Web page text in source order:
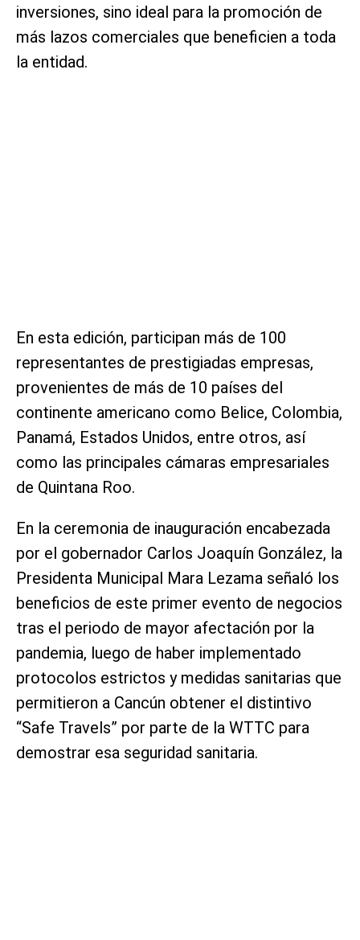
inversiones, sino ideal para la promoción de
más lazos comerciales que beneficien a toda
la entidad.
En esta edición, participan más de 100
representantes de prestigiadas empresas,
provenientes de más de 10 países del
continente americano como Belice, Colombia,
Panamá, Estados Unidos, entre otros, así
como las principales cámaras empresariales
de Quintana Roo.
En la ceremonia de inauguración encabezada
por el gobernador Carlos Joaquín González, la
Presidenta Municipal Mara Lezama señaló los
beneficios de este primer evento de negocios
tras el periodo de mayor afectación por la
pandemia, luego de haber implementado
protocolos estrictos y medidas sanitarias que
permitieron a Cancún obtener el distintivo
“Safe Travels” por parte de la WTTC para
demostrar esa seguridad sanitaria.